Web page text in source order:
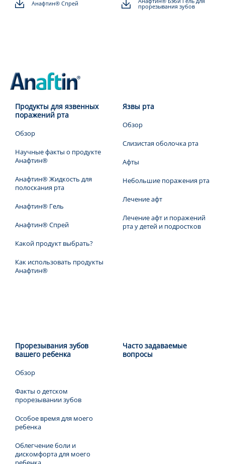
Анафтин® Спрей прорезывания зубов
Продукты для язвенных
поражений рта
Обзор
Научные факты о продукте
Анафтин®
Анафтин® Жидкость для
полоскания рта
Анафтин® Гель
Анафтин® Спрей
Какой продукт выбрать?
Как использовать продукты
Анафтин®
Язвы рта
Обзор
Слизистая оболочка рта
Афты
Небольшие поражения рта
Лечение афт
Лечение афт и поражений
рта у детей и подростков
Прорезывания зубов
вашего ребенка
Обзор
Факты о детском
прорезывании зубов
Особое время для моего
ребенка
Облегчение боли и
дискомфорта для моего
Часто задаваемые
вопросы